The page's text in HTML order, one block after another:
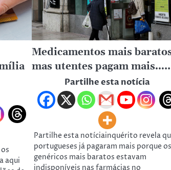
aqui
Medicamentos mais
mas utentes pagam mais…..
Partilhe esta notícia
Partilhe esta notíciainquérito revela
portugueses já pagaram mais porque os
genéricos mais baratos estavam